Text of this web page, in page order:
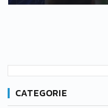
CATEGORIE